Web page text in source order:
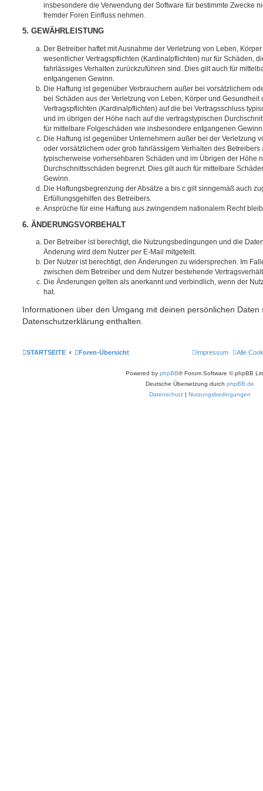
insbesondere die Verwendung der Software für bestimmte Zwecke
fremder Foren Einfluss nehmen.
5. GEWÄHRLEISTUNG
Der Betreiber haftet mit Ausnahme der Verletzung von Leben,
wesentlicher Vertragspflichten (Kardinalpflichten) nur für Schäden,
fahrlässiges Verhalten zurückzuführen sind. Dies gilt auch für
entgangenen Gewinn.
Die Haftung ist gegenüber Verbrauchern außer bei vorsätzlichem
bei Schäden aus der Verletzung von Leben, Körper und
Vertragspflichten (Kardinalpflichten) auf die bei Vertragsschluss
und im übrigen der Höhe nach auf die vertragstypischen
für mittelbare Folgeschäden wie insbesondere entgangenen
Die Haftung ist gegenüber Unternehmern außer bei der Verletzung
oder vorsätzlichem oder grob fahrlässigem Verhalten des Betreibers
typischerweise vorhersehbaren Schäden und im Übrigen der Höhe
Durchschnittsschäden begrenzt. Dies gilt auch für mittelbare
Gewinn.
Die Haftungsbegrenzung der Absätze a bis c gilt sinngemäß auch
Erfüllungsgehilfen des Betreibers.
Ansprüche für eine Haftung aus zwingendem nationalem Recht
6. ÄNDERUNGSVORBEHALT
Der Betreiber ist berechtigt, die Nutzungsbedingungen und die
Änderung wird dem Nutzer per E-Mail mitgeteilt.
Der Nutzer ist berechtigt, den Änderungen zu widersprechen. Im
zwischen dem Betreiber und dem Nutzer bestehende
Die Änderungen gelten als anerkannt und verbindlich, wenn der
hat.
Informationen über den Umgang mit deinen persönlichen Daten
Datenschutzerklärung enthalten.
STARTSEITE Foren-Übersicht Alle
Impressum
Powered by phpBB® Forum Software © phpBB
Deutsche Übersetzung durch phpBB.de
Datenschutz | Nutzungsbedingungen